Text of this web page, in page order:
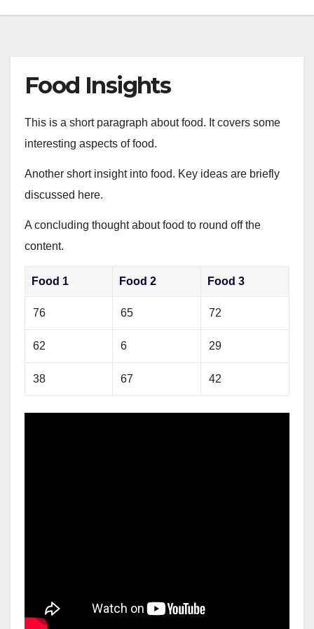
Food Insights
This is a short paragraph about food. It covers some
interesting aspects of food.
Another short insight into food. Key ideas are briefly
discussed here.
A concluding thought about food to round off the
content.
Food 1 Food 2 Food 3
76 65 72
62 6 29
38 67 42